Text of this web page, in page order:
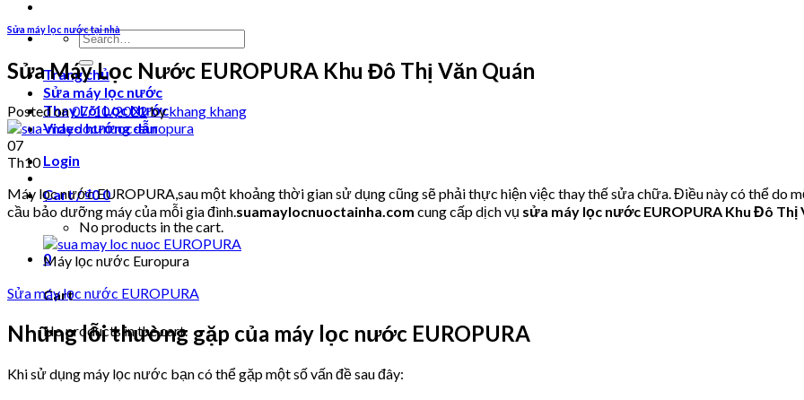
Search
for:
Trang chủ
Sửa máy lọc nước
Thay Lõi Lọc Nước
Video hướng dẫn
Login
Cart /₫00
No products in the cart.
0
Cart
No products in the cart.
Sửa máy lọc nước tại nhà
Sửa Máy Lọc Nước EUROPURA Khu Đô Thị Văn Quán
Posted on07/10/2022bykhang khang
07
Th10
Máy lọc nước EUROPURA,sau một khoảng thời gian sử dụng cũng sẽ phải thực hiện việc thay thế sửa chữa. Điều này có thể do
cầu bảo dưỡng máy của mỗi gia đình.suamaylocnuoctainha.com cung cấp dịch vụ sửa máy lọc nước EUROPURA Khu Đô Thị
Máy lọc nước Europura
Sửa máy lọc nước EUROPURA
Những lỗi thường gặp của máy lọc nước EUROPURA
Khi sử dụng máy lọc nước bạn có thể gặp một số vấn đề sau đây: